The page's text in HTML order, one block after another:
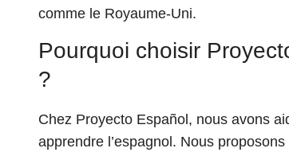
comme le Royaume-Uni.
Pourquoi choisir
?
Chez Proyecto Español, nous avons
apprendre l’espagnol. Nous